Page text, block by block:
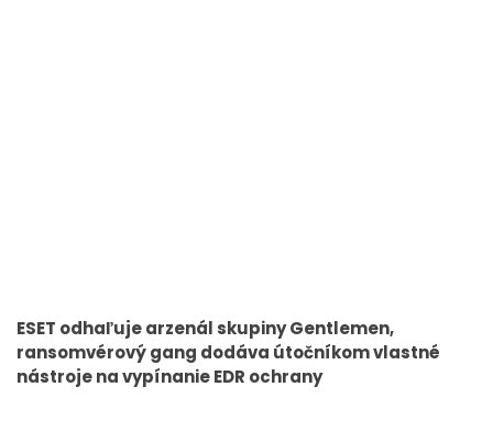
ESET odhaľuje arzenál skupiny Gentlemen,
ransomvérový gang dodáva útočníkom vlastné
nástroje na vypínanie EDR ochrany